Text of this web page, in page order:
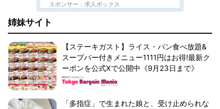
スポンサー：求人ボックス
姉妹サイト
【ステーキガスト】ライス・パン食べ放題&
スープバー付きメニュー1111円はお得!最新ク
ーポンを公式Xで公開中《9月23日まで》
「多指症」で生まれた娘と、受け止められな